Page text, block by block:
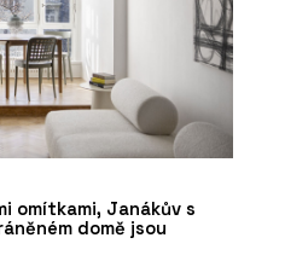
omítkami, Janákův s
domě jsou